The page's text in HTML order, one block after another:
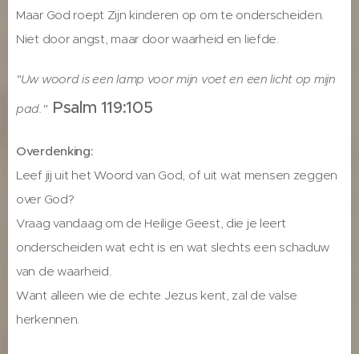
Maar God roept Zijn kinderen op om te onderscheiden.
Niet door angst, maar door waarheid en liefde.
"Uw woord is een lamp voor mijn voet en een licht op mijn
pad." Psalm 119:105
Overdenking:
Leef jij uit het Woord van God, of uit wat mensen zeggen
over God?
Vraag vandaag om de Heilige Geest, die je leert
onderscheiden wat echt is en wat slechts een schaduw
van de waarheid.
Want alleen wie de echte Jezus kent, zal de valse
herkennen.